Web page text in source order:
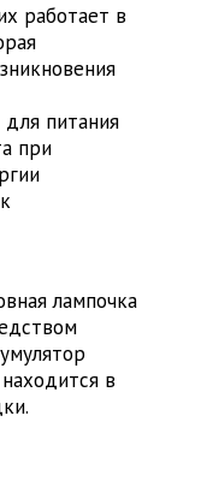
работает в
для питания
при
лампочка
в